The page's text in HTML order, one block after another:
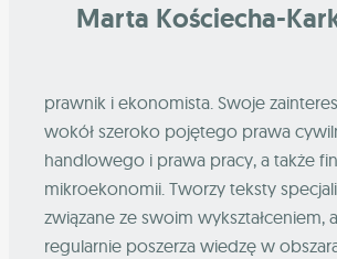
Marta Kościecha-
prawnik i ekonomista. Swoje
wokół szeroko pojętego prawa
handlowego i prawa pracy, a także
mikroekonomii. Tworzy teksty
związane ze swoim wykształceniem,
regularnie poszerza wiedzę w